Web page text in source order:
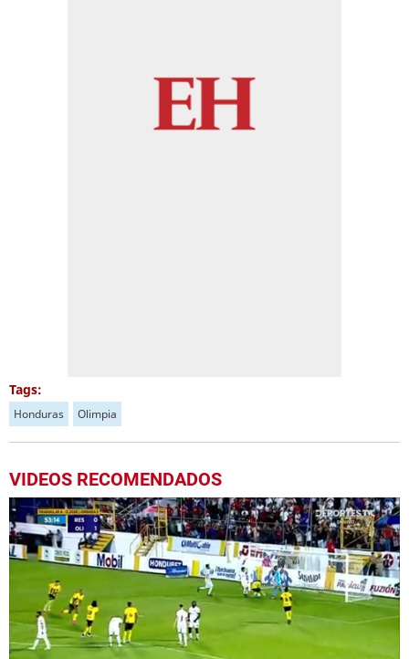
Tags:
Honduras Olimpia
VIDEOS RECOMENDADOS